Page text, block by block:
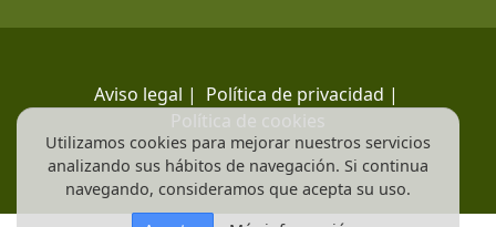
Aviso legal | Política de privacidad |
Política de cookies
Utilizamos cookies para mejorar nuestros servicios
analizando sus hábitos de navegación. Si continua
navegando, consideramos que acepta su uso.